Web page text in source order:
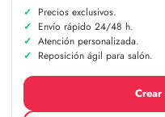
Precios exclusivos.
Envío rápido 24/48 h.
Atención personalizada.
Reposición ágil para salón.
Crear